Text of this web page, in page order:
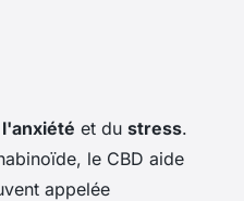
et du stress.
le CBD aide
appelée